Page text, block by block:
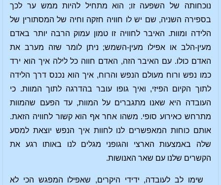
נוכחותה של השפעה זו; הוא מתחיל להיות ממש ער לכך
בספירה השניה, שם יש לו חוויה חזקה וחיה של המסתורין של
הלידה ומוות. האיבר לחוויה זו טמון עמוק הרבה יותר באדם
מעין-הלב או אפילו מעין-השמש; ניתן לומר שזה מערב את
האדם כולו. עם האיבר הזה, האדם חווה כל לילה איך הוא ירד
כמו נפש ורוח מעולם הנפש והרוח, איך הוא נכנס דרך הלידה
לתוך הקיום הפיזי, ואיך גופו עובר בהדרגה לתוך המוות. כי
העובדה היא שאנו מתגברים על המוות, עד הפעם שהמוות
מתרחש כאירוע סופי. משהו אחר אף הוא קשור לחוויה הזאת.
אותם כוחות המאפשרים לנו לחוות איך הנפש יוצאת למסע
שלה באמצעות הארצי והגופני מגלים לנו באותו רגע את
הקשרים שלנו עם שאר האנושות.
שימו לב לעובדה, ידידי היקרים, שאפילו המפגש הכי לא